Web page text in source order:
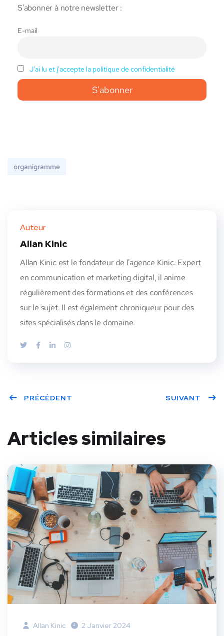
S'abonner à notre newsletter :
E-mail
J'ai lu et j'accepte la politique de confidentialité
organigramme
Auteur
Allan Kinic
Allan Kinic est le fondateur de l'agence Kinic. Expert
en communication et marketing digital, il anime
régulièrement des formations et des conférences
sur le sujet. Il est également chroniqueur pour des
sites spécialisés dans le domaine.
PRÉCÉDENT SUIVANT
Articles similaires
Allan Kinic 2 Janvier 2024